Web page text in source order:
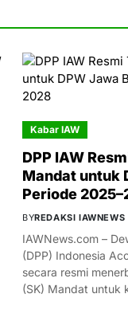
Kabar IAW
DPP IAW
Mandat untuk
Periode
BYREDAKSI IAWNEWS
IAWNews.com –
(DPP) Indonesia
secara resmi
(SK) Mandat untuk